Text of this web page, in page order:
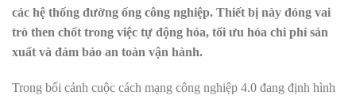
các hệ thống đường ống công nghiệp. Thiết bị này đóng vai
trò then chốt trong việc tự động hóa, tối ưu hóa chi phí sản
xuất và đảm bảo an toàn vận hành.
Trong bối cảnh cuộc cách mạng công nghiệp 4.0 đang định hình